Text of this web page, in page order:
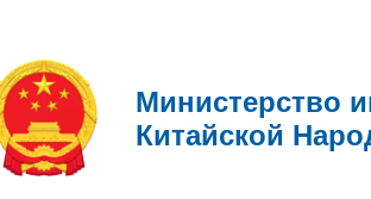
Министерство
Китайской